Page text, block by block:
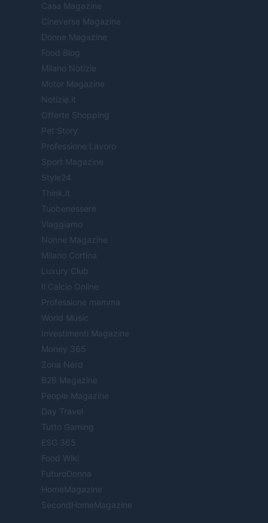
Casa Magazine
Cineverse Magazine
Donne Magazine
Food Blog
Milano Notizie
Motor Magazine
Notizie.it
Offerte Shopping
Pet Story
Professione Lavoro
Sport Magazine
Style24
Think.it
Tuobenessere
Viaggiamo
Nonne Magazine
Milano Cortina
Luxury Club
Il Calcio Online
Professione mamma
World Music
Investimenti Magazine
Money 365
Zona Nerd
B2B Magazine
People Magazine
Day Travel
Tutto Gaming
ESG 365
Food Wiki
FuturoDonna
HomeMagazine
SecondHomeMagazine